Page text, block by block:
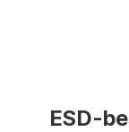
ESD-